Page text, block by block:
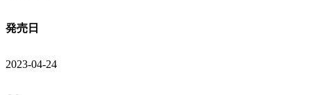
発売日
2023-04-24